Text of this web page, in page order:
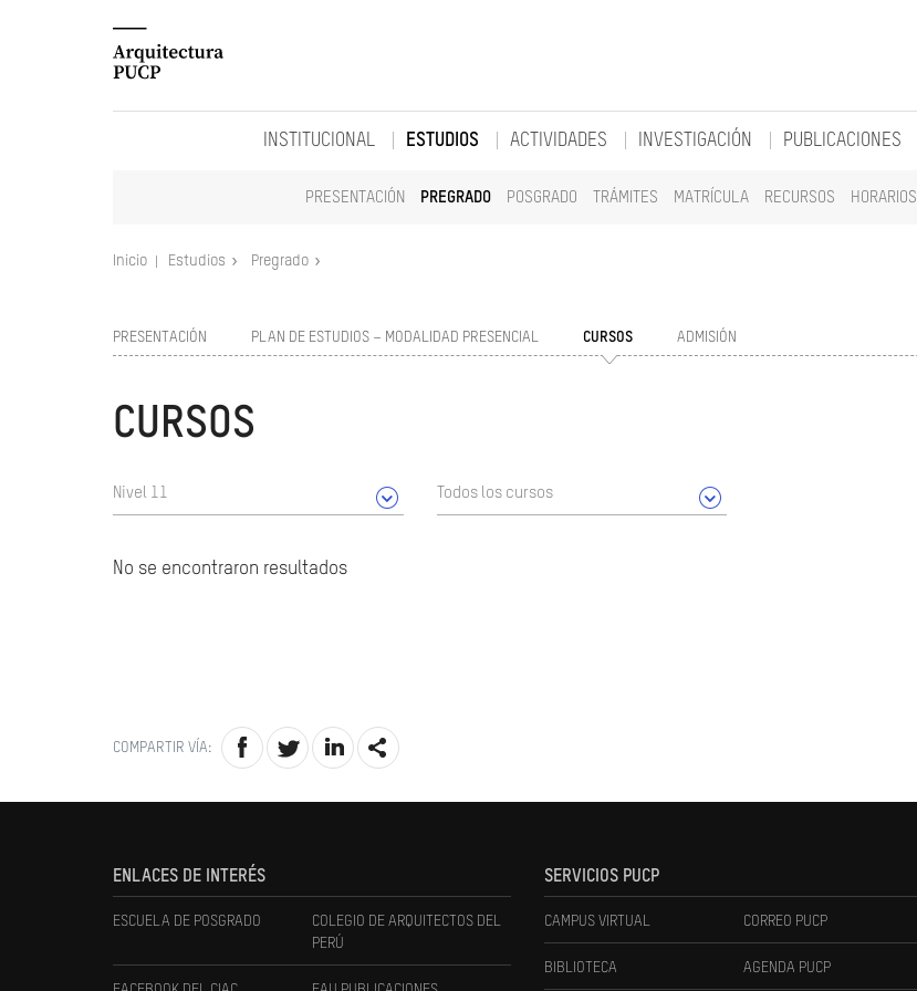
INSTITUCIONAL ESTUDIOS
PRESENTACIÓN PREGRADO POSGRADO TRÁMITES MATRÍCULA RECURSOS HORARIOS
ACTIVIDADES INVESTIGACIÓN PUBLICACIONES
Inicio Estudios Pregrado
PRESENTACIÓN PLAN DE ESTUDIOS – MODALIDAD PRESENCIAL CURSOS ADMISIÓN
CURSOS
Nivel 11 Todos los cursos
No se encontraron resultados
COMPARTIR VÍA:
ENLACES DE INTERÉS
ESCUELA DE POSGRADO
COLEGIO DE ARQUITECTOS DEL
PERÚ
SERVICIOS PUCP
CAMPUS VIRTUAL CORREO PUCP
BIBLIOTECA AGENDA PUCP